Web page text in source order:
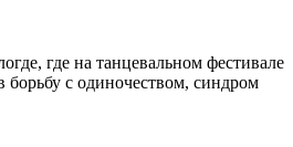
где на танцевальном фестивале
с одиночеством, синдром